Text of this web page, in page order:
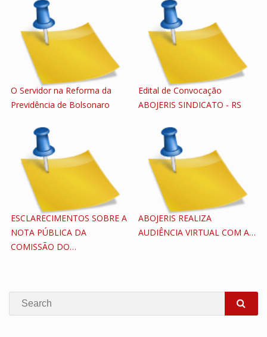
O Servidor na Reforma da
Previdência de Bolsonaro
Edital de Convocação
ABOJERIS SINDICATO - RS
ESCLARECIMENTOS SOBRE A
NOTA PÚBLICA DA
COMISSÃO DO…
ABOJERIS REALIZA
AUDIÊNCIA VIRTUAL COM A…
Search